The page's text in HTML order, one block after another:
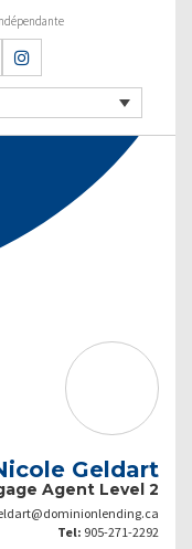
Geldart
Agent Level 2
Tel: 905-271-2292